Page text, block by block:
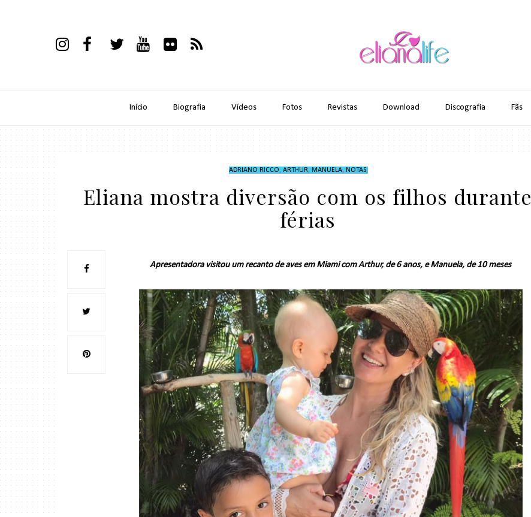
Início Biografia Vídeos Fotos Revistas Download Discografia Fãs
ADRIANO RICCO, ARTHUR, MANUELA, NOTAS,
Eliana mostra diversão com os filhos durante
férias
Apresentadora visitou um recanto de aves em Miami com Arthur, de 6 anos, e Manuela, de 10 meses